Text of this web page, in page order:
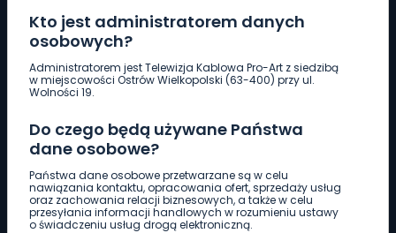
Kto jest administratorem danych
osobowych?
Administratorem jest Telewizja Kablowa Pro-Art z siedzibą
w miejscowości Ostrów Wielkopolski (63-400) przy ul.
Wolności 19.
Do czego będą używane Państwa
dane osobowe?
Państwa dane osobowe przetwarzane są w celu
nawiązania kontaktu, opracowania ofert, sprzedaży usług
oraz zachowania relacji biznesowych, a także w celu
przesyłania informacji handlowych w rozumieniu ustawy
o świadczeniu usług drogą elektroniczną.
Pobierz logotyp
661 997 997
REDAKCJA
62 735 22 22redakcja@wlkp24.info